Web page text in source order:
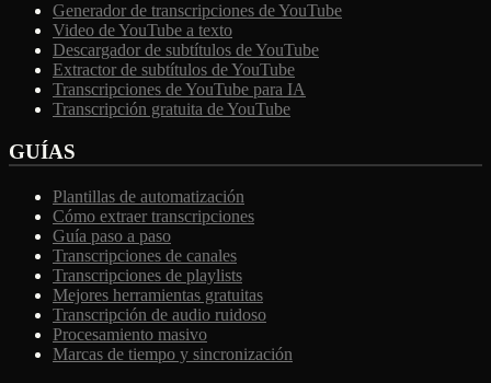
Generador de transcripciones de YouTube
Video de YouTube a texto
Descargador de subtítulos de YouTube
Extractor de subtítulos de YouTube
Transcripciones de YouTube para IA
Transcripción gratuita de YouTube
GUÍAS
Plantillas de automatización
Cómo extraer transcripciones
Guía paso a paso
Transcripciones de canales
Transcripciones de playlists
Mejores herramientas gratuitas
Transcripción de audio ruidoso
Procesamiento masivo
Marcas de tiempo y sincronización